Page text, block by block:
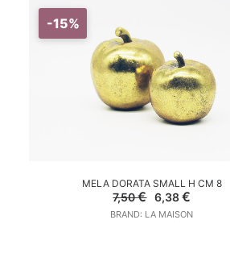
-15%
AGGIUNGI AL CARRELLO
MELA DORATA SMALL H CM 8
7,50€ Il
prezzo
originale
6,38€Il
attuale
BRAND: LA MAISON